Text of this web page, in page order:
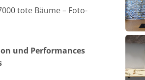
tote Bäume – Foto-
und Performances